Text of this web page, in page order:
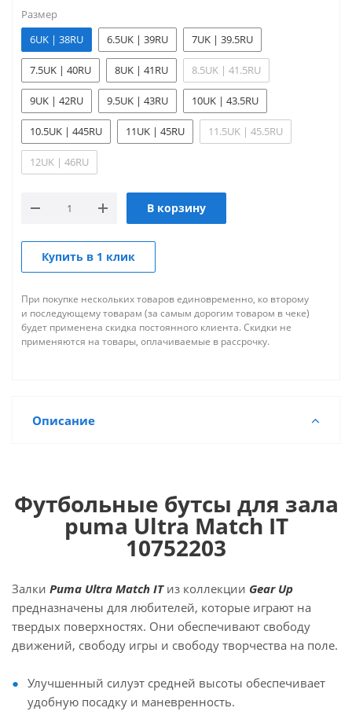
Размер
6UK | 38RU
6.5UK | 39RU 7UK | 39.5RU
7.5UK | 40RU 8UK | 41RU 8.5UK | 41.5RU
9UK | 42RU 9.5UK | 43RU 10UK | 43.5RU
10.5UK | 445RU 11UK | 45RU 11.5UK | 45.5RU
12UK | 46RU
В корзину
Купить в 1 клик
При покупке нескольких товаров единовременно, ко второму
и последующему товарам (за самым дорогим товаром в чеке)
будет применена скидка постоянного клиента. Скидки не
применяются на товары, оплачиваемые в рассрочку.
Описание
Футбольные бутсы для зала
puma Ultra Match IT
10752203
Залки Puma Ultra Match ITиз коллекции Gear Up
предназначены для любителей, которые играют на
твердых поверхностях. Они обеспечивают свободу
движений, свободу игры и свободу творчества на поле.
Улучшенный силуэт средней высоты обеспечивает
удобную посадку и маневренность.